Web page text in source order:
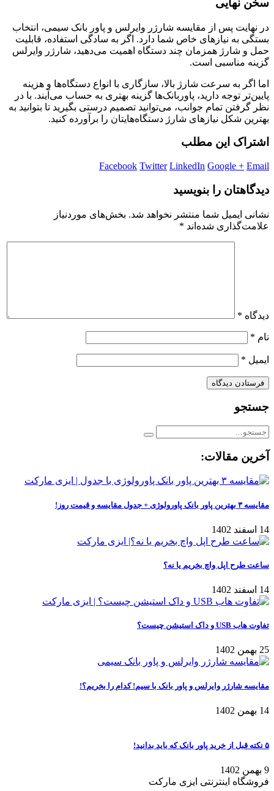
سخن نهایی
در نهایت پس از مقایسه شارژر وایرلس و پاور بانک سیمی، انتخاب
بستگی به نیازهای خاص شما دارد. اگر به سادگی استفاده، قابلیت
حمل و شارژ همزمان چند دستگاه اهمیت می‌دهید، شارژر وایرلس
گزینه مناسبی است.
اما اگر به سرعت شارژ بالا، سازگاری با انواع دستگاه‌ها و هزینه
پایین‌تر توجه دارید، پاوربانک‌ها گزینه بهتری به حساب می‌آیند. با در
نظر گرفتن تمام جوانب، می‌توانید تصمیم درستی بگیرید تا بتوانید به
بهترین شکل نیازهای شارژ دستگاه‌هایتان را برآورده کنید.
اشتراک این مطلب
Facebook Twitter LinkedIn Google + Email
دیدگاهتان را بنویسید
نشانی ایمیل شما منتشر نخواهد شد. بخش‌های موردنیاز
علامت‌گذاری شده‌اند *
دیدگاه *
نام *
ایمیل *
جستجو
آخرین مقالات:
مقایسه ۳ بهترین پاور بانک پاورولوژی + جدول مقایسه و قیمت روز!
14 اسفند 1402
ساعت طرح اپل واچ بخریم یا نه؟
14 اسفند 1402
تفاوت هاب USB و داک استیشن چیست؟
25 بهمن 1402
مقایسه شارژر وایرلس و پاور بانک با سیم! کدام را بخریم؟!
14 بهمن 1402
۵ نکته قبل از خرید پاور بانک که باید بدانید!
9 بهمن 1402
فروشگاه اینترنتی ایزی مارکت